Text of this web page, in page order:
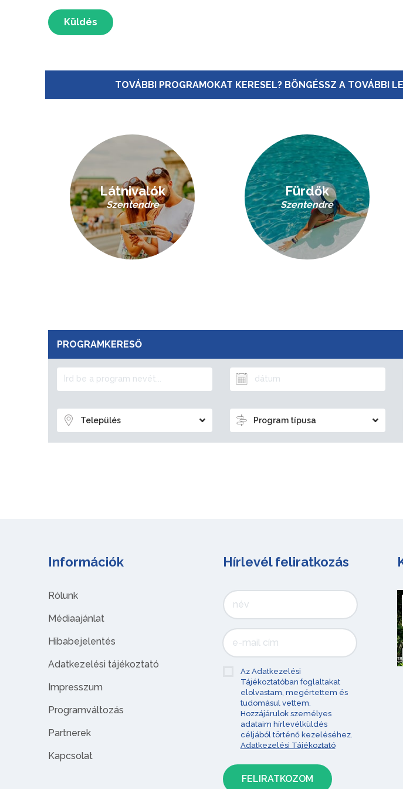
Küldés
TOVÁBBI PROGRAMOKAT KERESEL? BÖNGÉSSZ A TOVÁBBI
Látnivalók
Szentendre
Fürdők
Szentendre
PROGRAMKERESŐ
Település Program típusa
Információk
Rólunk
Médiaajánlat
Hibabejelentés
Adatkezelési tájékoztató
Impresszum
Programváltozás
Partnerek
Kapcsolat
Hírlevél feliratkozás
Az Adatkezelési
Tájékoztatóban foglaltakat
elolvastam, megértettem és
tudomásul vettem.
Hozzájárulok személyes
adataim hírlevélküldés
céljából történő kezeléséhez.
Adatkezelési Tájékoztató